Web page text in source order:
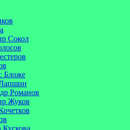
Сокол
Бложе
Романов
Жуков